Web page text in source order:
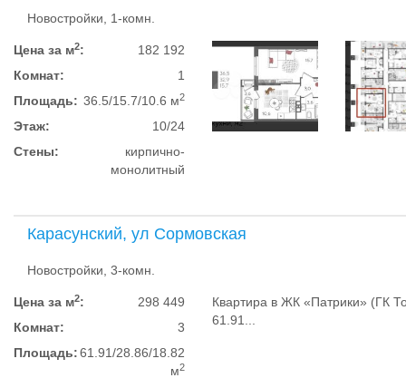
Новостройки, 1-комн.
Цена за м2:
182 192
Комнат:
1
Площадь: 36.5/15.7/10.6 м2
Этаж:
10/24
Стены:
кирпично-
монолитный
Карасунский, ул Сормовская
Новостройки, 3-комн.
Цена за м2:
298 449
Комнат:
3
Площадь: 61.91/28.86/18.82
м2
Квартира в ЖК «Патрики» (ГК
61.91...